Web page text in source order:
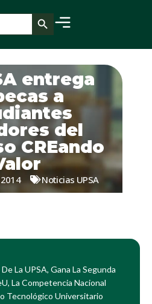
Botón de búsqueda
entrega
a
del
CREando
Noticias UPSA
La UPSA, Gana La Segunda
La Competencia Nacional
Tecnológico Universitario